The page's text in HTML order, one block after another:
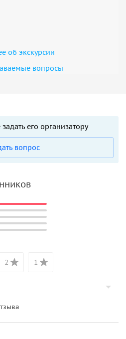
мы никуда не спеша
и красоты. После этого
об экскурсии
вопросы
его организатору
вопрос
2 1